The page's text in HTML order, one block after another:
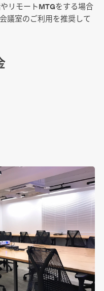
リモートMTGをする場合
議室のご利用を推奨して